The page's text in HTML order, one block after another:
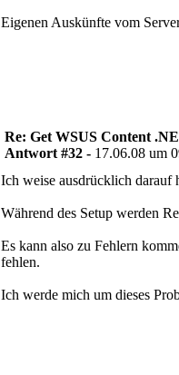
Eigenen Auskünfte vom
Re: Get WSUS Content
Antwort #32 - 17.06.08 um
Ich weise ausdrücklich darauf
Während des Setup werden
Es kann also zu Fehlern
fehlen.
Ich werde mich um dieses